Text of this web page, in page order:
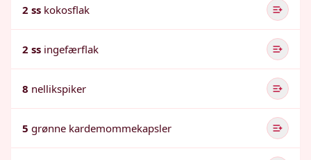
2 ss kokosflak
2 ss ingefærflak
8 nellikspiker
5 grønne kardemommekapsler